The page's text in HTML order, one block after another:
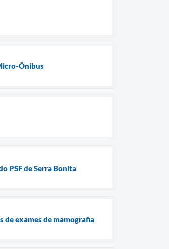
Ônibus
PSF de Serra Bonita
de exames de mamografia